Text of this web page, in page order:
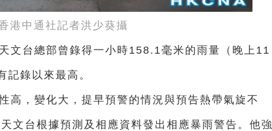
港中通社記者洪少葵攝
文台總部曾錄得一小時158.1毫米的雨量（晚上11
錄以來最高。
高，變化大，提早預警的情況與預告熱帶氣旋不
文台根據預測及相應資料發出相應暴雨警告。他強